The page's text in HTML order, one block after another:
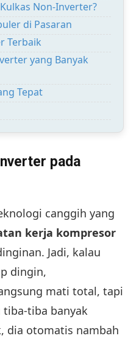
Non-Inverter?
di Pasaran
Terbaik
yang Banyak
Tepat
pada
canggih yang
kerja kompresor
Jadi, kalau
dingin,
mati total, tapi
tiba-tiba banyak
dia otomatis nambah